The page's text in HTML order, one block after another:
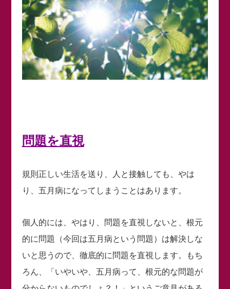
問題を直視
規則正しい生活を送り、人と接触しても、やは
り、五月病になってしまうことはあります。
個人的には、やはり、問題を直視しないと、根元
的に問題（今回は五月病という問題）は解決しな
いと思うので、徹底的に問題を直視します。もち
ろん、「いやいや、五月病って、根元的な問題が